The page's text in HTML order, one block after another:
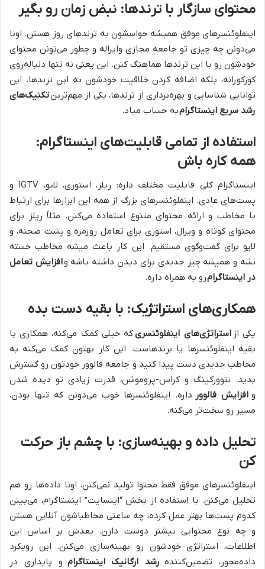
محتوای سازگار با ترندها: نبض زمان رو بگیر
اینفلوئنسرهای موفق همیشه حواسشون به ترندهای روز هستن. اونا
می‌دونن چه چیزی تو جامعه مجازی وایراله و چطور می‌تونن محتوای
خودشون رو با این ترندها هماهنگ کنن. این یعنی نه تنها دنباله‌روی
کورکورانه، بلکه اضافه کردن خلاقیت خودشون به این ترندها. این
توانایی شناسایی و بهره‌برداری از ترندها، یکی از مهم‌ترینتکنیک‌های
رشد سریع اینستاگرامبه حساب میاد.
استفاده از تمامی قابلیت‌های اینستاگرام:
همه کاره باش
اینستاگرام کلی قابلیت مختلف داره: ریلز، استوری، لایو، IGTV و
پست‌های عادی. اینفلوئنسرهای بزرگ از همه این ابزارها برای ارتباط
با مخاطب و ارائه محتوای متنوع استفاده می‌کنن. مثلاً ریلز برای
محتوای کوتاه و ویرال، استوری برای تعامل روزمره و پشت صحنه، و
لایو برای گفت‌وگوی مستقیم. این کار باعث میشه مخاطب خسته
نشه و همیشه چیز جدیدی برای دیدن داشته باشه وافزایش تعامل
در اینستاگرامرو به همراه داره.
همکاری‌های استراتژیک: با بقیه دست بده
یکی از استراتژی‌های اینفلوئنسریکه خیلی کمک می‌کنه، همکاری با
بقیه اینفلوئنسرها یا برندهاست. این کار بهتون کمک می‌کنه به
مخاطب جدیدی دست پیدا کنید و جامعه فالوور خودتون رو گسترش
بدید. نتوورکینگ و کراس-پروموشن، قدرت زیادی تو دیده شدن
و افزایش فالوور داره. اینفلوئنسرها خوب می‌دونن که تنها بودن،
مسیر رو سخت‌تر می‌کنه.
تحلیل داده و بهینه‌سازی: با چشم باز حرکت
کن
اینفلوئنسرهای موفق فقط محتوا تولید نمی‌کنن، اونا داده‌ها رو هم
تحلیل می‌کنن. با استفاده از بخش “اینسایت” اینستاگرام، می‌بینن
کدوم پست‌ها بهتر عمل کرده، چه ساعتی مخاطباشون آنلاین هستن
و چه نوع محتوایی بیشتر دوست دارن. بعدش بر اساس این
اطلاعات، استراتژی خودشون رو بهینه‌سازی می‌کنن. این رویکرد
داده‌محور، تضمین‌کننده رشد ارگانیک اینستاگرام و پایداری در